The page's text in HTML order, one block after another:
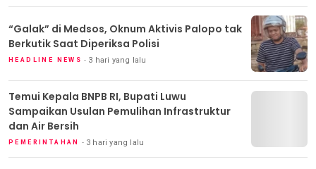
“Galak” di Medsos, Oknum Aktivis Palopo tak
Berkutik Saat Diperiksa Polisi
HEADLINE NEWS 3 hari yang lalu
Temui Kepala BNPB RI, Bupati Luwu
Sampaikan Usulan Pemulihan Infrastruktur
dan Air Bersih
PEMERINTAHAN 3 hari yang lalu